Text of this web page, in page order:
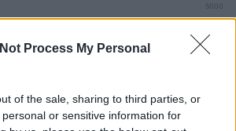
Process My Personal
of the sale, sharing to third parties, or
or sensitive information for
5000